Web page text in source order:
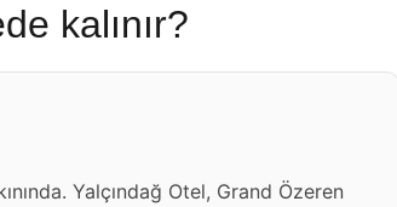
kalınır?
Yalçındağ Otel, Grand Özeren